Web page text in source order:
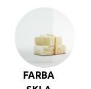
FARBA